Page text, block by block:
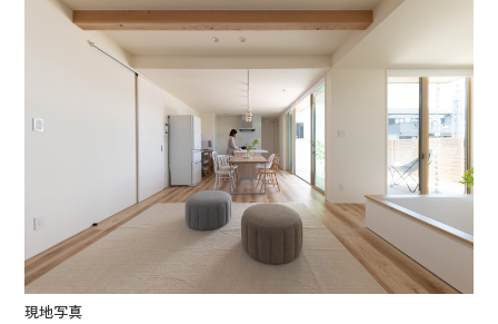
現地写真